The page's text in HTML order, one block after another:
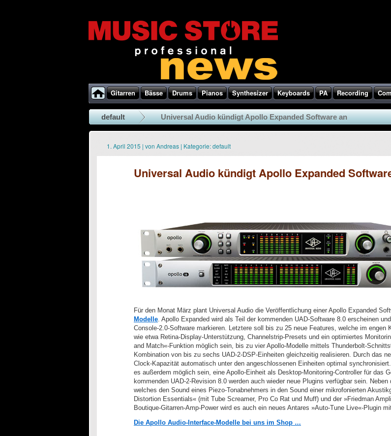
Gitarren Bässe Drums Pianos Synthesizer Keyboards PA Recording
default Universal Audio kündigt Apollo Expanded Software an
1. April 2015 | von Andreas | Kategorie:default
Universal Audio kündigt Apollo Expanded
Für den Monat März plant Universal Audio die Veröffentlichung einer Apollo Expanded
Modelle. Apollo Expanded wird als Teil der kommenden UAD-Software 8.0 erscheinen
Console-2.0-Software markieren. Letztere soll bis zu 25 neue Features, welche im engen
wie etwa Retina-Display-Unterstützung, Channelstrip-Presets und ein optimiertes
and Match«-Funktion möglich sein, bis zu vier Apollo-Modelle mittels Thunderbolt-
Kombination von bis zu sechs UAD-2-DSP-Einheiten gleichzeitig realisieren. Durch das
Clock-Kapazität automatisch unter den angeschlossenen Einheiten optimal
es außerdem möglich sein, eine Apollo-Einheit als Desktop-Monitoring-Controller für das
kommenden UAD-2-Revision 8.0 werden auch wieder neue Plugins verfügbar sein.
welches den Sound eines Piezo-Tonabnehmers in den Sound einer mikrofonierten
Distortion Essentials« (mit Tube Screamer, Pro Co Rat und Muff) und der »Friedman
Boutique-Gitarren-Amp-Power wird es auch ein neues Antares »Auto-Tune Live«-Plugin
Die Apollo Audio-Interface-Modelle bei uns im Shop …